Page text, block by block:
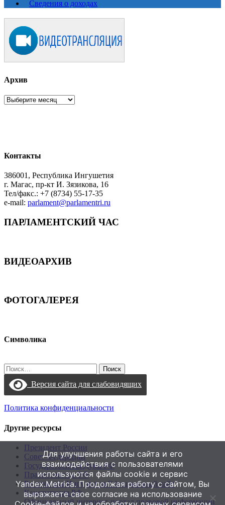
Сведения о доходах
Архив
Архив
Контакты
386001, Республика Ингушетия
г. Магас, пр-кт И. Зязикова, 16
Тел/факс.: +7 (8734) 55-17-35
e-mail: parlament@parlamentri.ru
ПАРЛАМЕНТСКИЙ ЧАС
ВИДЕОАРХИВ
ФОТОГАЛЕРЕЯ
Символика
Найти:
Версия сайта для слабовидящих
Политика конфиденциальности
Другие ресурсы
Президент России
Совет Федерации
Государственная Дума РФ
Правительство РФ
Республика Ингушетия Официальный сайт
Конституция РФ
Официальный интернет-портал правовой информации
Для улучшения работы сайта и его
взаимодействия с пользователями
используются файлы cookie и сервис
Yandex.Metrica. Продолжая работу с сайтом, Вы
выражаете свое согласие на использование